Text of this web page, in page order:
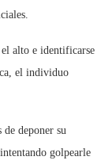
alto e identificarse
el individuo
de deponer su
golpearle